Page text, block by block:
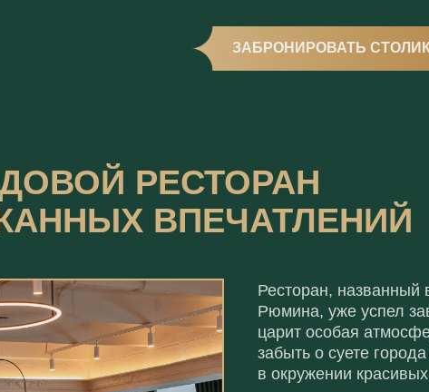
РЕСТОРАН
Ресторан, названный
Рюмина, уже успел
царит особая
забыть о суете
в окружении
ВПЕЧАТЛЕНИЙ
ЗАБРОНИРОВАТЬ СТОЛИК